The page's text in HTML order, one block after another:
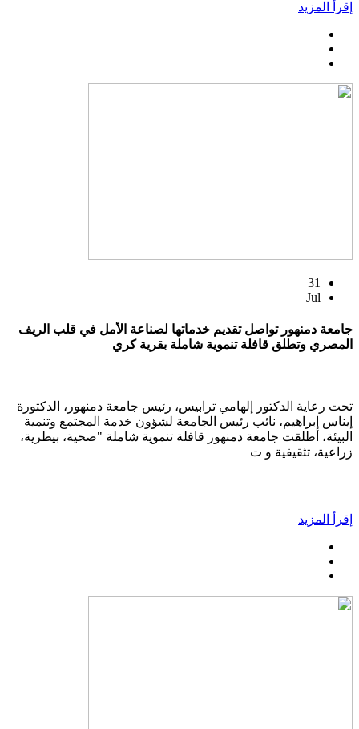
إقرأ المزيد
31
Jul
جامعة دمنهور تواصل تقديم خدماتها لصناعة الأمل في قلب الريف
المصري وتطلق قافلة تنموية شاملة بقرية كري
تحت رعاية الدكتور إلهامي ترابيس، رئيس جامعة دمنهور، الدكتورة
إيناس إبراهيم، نائب رئيس الجامعة لشؤون خدمة المجتمع وتنمية
البيئة، أطلقت جامعة دمنهور قافلة تنموية شاملة "صحية، بيطرية،
زراعية، تثقيفية و ت
إقرأ المزيد